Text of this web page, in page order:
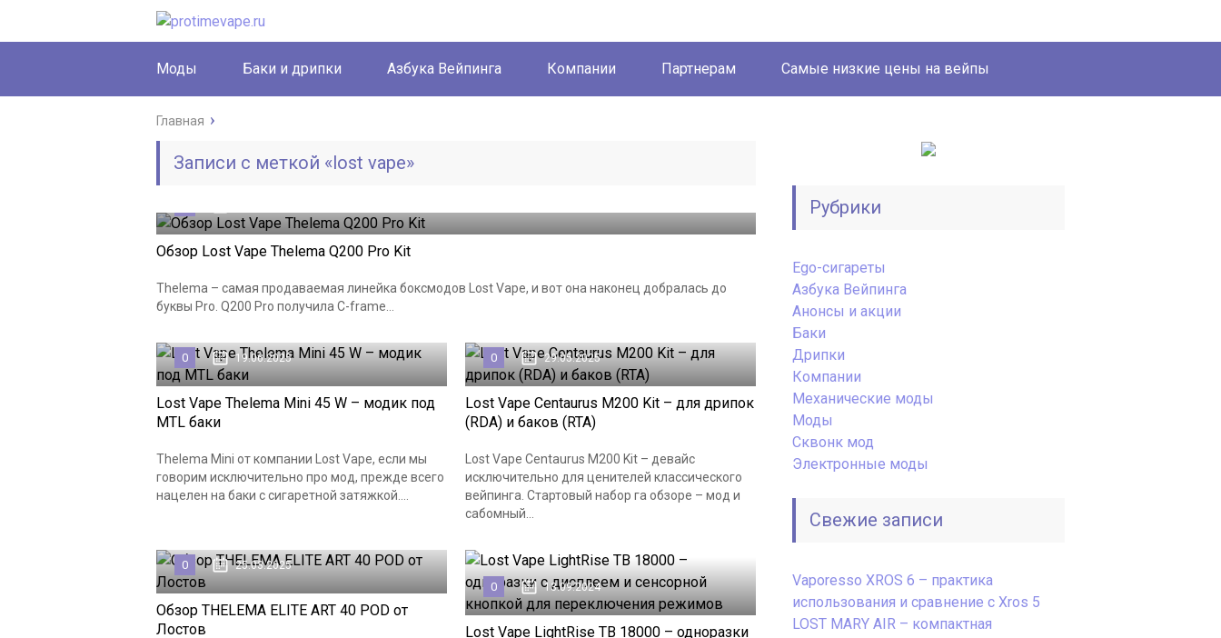
Моды Баки и дрипки Азбука Вейпинга Компании Партнерам Самые низкие цены на вейпы
Главная
Записи с меткой «lost vape»
Обзор Lost Vape Thelema Q200 Pro Kit
Thelema – самая продаваемая линейка боксмодов Lost Vape, и вот она наконец добралась до
буквы Pro. Q200 Pro получила C-frame...
0 19.06.2025
Lost Vape Thelema Mini 45 W – модик под
MTL баки
Thelema Mini от компании Lost Vape, если мы
говорим исключительно про мод, прежде всего
нацелен на баки с сигаретной затяжкой....
0 29.05.2025
Lost Vape Centaurus M200 Kit – для дрипок
(RDA) и баков (RTA)
Lost Vape Centaurus M200 Kit – девайс
исключительно для ценителей классического
вейпинга. Стартовый набор га обзоре – мод и
сабомный...
0 25.03.2025
Обзор THELEMA ELITE ART 40 POD от
Лостов
0 13.09.2024
Lost Vape LightRise TB 18000 – одноразки
Рубрики
Ego-сигареты
Азбука Вейпинга
Анонсы и акции
Баки
Дрипки
Компании
Механические моды
Моды
Сквонк мод
Электронные моды
Свежие записи
Vaporesso XROS 6 – практика
использования и сравнение с Xros 5
LOST MARY AIR – компактная